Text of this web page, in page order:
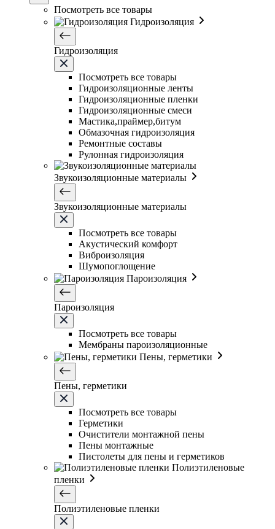
Посмотреть все товары
Гидроизоляция
Гидроизоляция
Посмотреть все товары
Гидроизоляционные ленты
Гидроизоляционные пленки
Гидроизоляционные смеси
Мастика,праймер,битум
Обмазочная гидроизоляция
Ремонтные составы
Рулонная гидроизоляция
Звукоизоляционные материалы
Звукоизоляционные материалы
Посмотреть все товары
Акустический комфорт
Виброизоляция
Шумопоглощение
Пароизоляция
Пароизоляция
Посмотреть все товары
Мембраны пароизоляционные
Пены, герметики
Пены, герметики
Посмотреть все товары
Герметики
Очистители монтажной пены
Пены монтажные
Пистолеты для пены и герметиков
Полиэтиленовые
пленки
Полиэтиленовые пленки